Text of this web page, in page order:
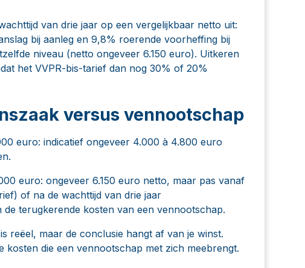
van drie jaar op een vergelijkbaar netto uit:
bij aanleg en 9,8% roerende voorheffing bij
niveau (netto ongeveer 6.150 euro). Uitkeren
het VVPR-bis-tarief dan nog 30% of 20%
versus vennootschap
euro: indicatief ongeveer 4.000 à 4.800 euro
euro: ongeveer 6.150 euro netto, maar pas vanaf
of na de wachttijd van drie jaar
terugkerende kosten van een vennootschap.
reëel, maar de conclusie hangt af van je winst.
kosten die een vennootschap met zich meebrengt.